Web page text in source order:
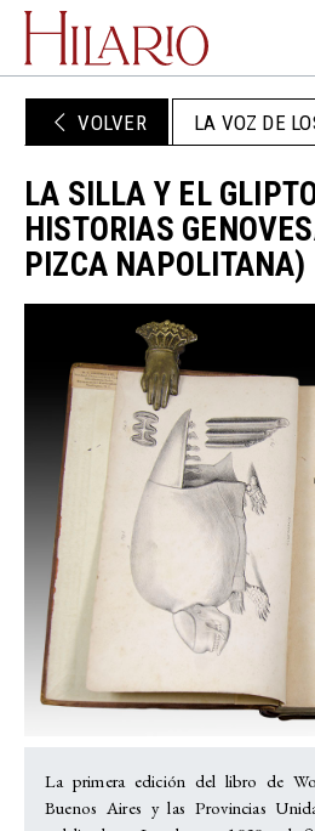
VOLVER LA VOZ DE
LA SILLA Y EL
HISTORIAS
PIZCA NAPOLITANA)
La primera edición del libro de
Buenos Aires y las Provincias